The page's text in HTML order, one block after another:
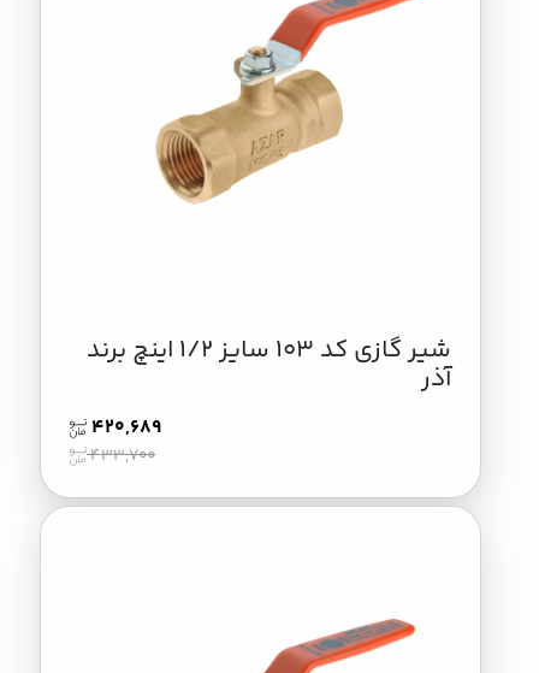
شیر گازی کد 103 سایز 1/2 اینچ برند
آذر
420,689
433,700